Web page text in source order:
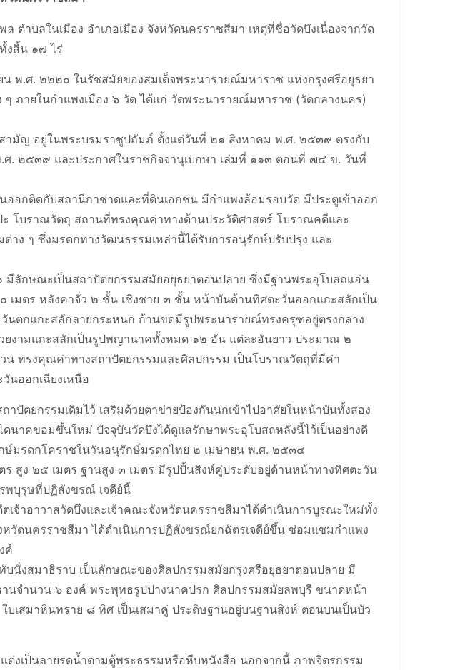
ำบลในเมือง อำเภอเมือง จังหวัดนครราชสีมา เหตุที่ชื่อวัดบึงเนื่องจากวัด
งสิ้น ๑๗ ไร่
พ.ศ. ๒๒๒๐ ในรัชสมัยของสมเด็จพระนารายณ์มหาราช แห่งกรุงศรีอยุธยา
ภายในกำแพงเมือง ๖ วัด ได้แก่ วัดพระนารายณ์มหาราช (วัดกลางนคร)
ามัญ อยู่ในพระบรมราชูปถัมภ์ ตั้งแต่วันที่ ๒๑ สิงหาคม พ.ศ. ๒๕๓๙ ตรงกับ
. ๒๕๓๙ และประกาศในราชกิจจานุเบกษา เล่มที่ ๑๑๓ ตอนที่ ๗๔ ข. วันที่
กติดกับสถานีกาชาดและที่ดินเอกชน มีกำแพงล้อมรอบวัด มีประตูเข้าออก
โบราณวัตถุ สถานที่ทรงคุณค่าทางด้านประวัติศาสตร์ โบราณคดีและ
ง ๆ ซึ่งมรดกทางวัฒนธรรมเหล่านี้ได้รับการอนุรักษ์ปรับปรุง และ
ลักษณะเป็นสถาปัตยกรรมสมัยอยุธยาตอนปลาย ซึ่งมีฐานพระอุโบสถแอ่น
เมตร หลังคาจั่ว ๒ ชั้น เชิงชาย ๓ ชั้น หน้าบันด้านทิศตะวันออกแกะสลักเป็น
ตกแกะสลักลายกระหนก ก้านขดมีรูปพระนารายณ์ทรงครุฑอยู่ตรงกลาง
งามแกะสลักเป็นรูปพญานาคทั้งหมด ๑๒ อัน แต่ละอันยาว ประมาณ ๒
น ทรงคุณค่าทางสถาปัตยกรรมและศิลปกรรม เป็นโบราณวัตถุที่มีค่า
นออกเฉียงเหนือ
ยกรรมเดิมไว้ เสริมด้วยตาข่ายป้องกันนกเข้าไปอาศัยในหน้าบันทั้งสอง
นาคขอมขึ้นใหม่ ปัจจุบันวัดบึงได้ดูแลรักษาพระอุโบสถหลังนี้ไว้เป็นอย่างดี
ษ์มรดกโคราชในวันอนุรักษ์มรดกไทย ๒ เมษายน พ.ศ. ๒๕๓๔
สูง ๒๕ เมตร ฐานสูง ๓ เมตร มีรูปปั้นสิงห์คู่ประดับอยู่ด้านหน้าทางทิศตะวัน
พบุรุษที่ปฏิสังขรณ์ เจดีย์นี้
าอาวาสวัดบึงและเจ้าคณะจังหวัดนครราชสีมาได้ดำเนินการบูรณะใหม่ทั้ง
ดนครราชสีมา ได้ดำเนินการปฏิสังขรณ์ยกฉัตรเจดีย์ขึ้น ซ่อมแซมกำแพง
ค์
นั่งสมาธิราบ เป็นลักษณะของศิลปกรรมสมัยกรุงศรีอยุธยาตอนปลาย มี
จำนวน ๖ องค์ พระพุทธรูปปางนาคปรก ศิลปกรรมสมัยลพบุรี ขนาดหน้า
เสมาหินทราย ๘ ทิศ เป็นเสมาคู่ ประดิษฐานอยู่บนฐานสิงห์ ตอนบนเป็นบัว
ต่งเป็นลายรดน้ำตามตู้พระธรรมหรือหีบหนังสือ นอกจากนี้ ภาพจิตรกรรม